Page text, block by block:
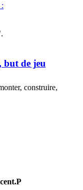
but de jeu
construire,